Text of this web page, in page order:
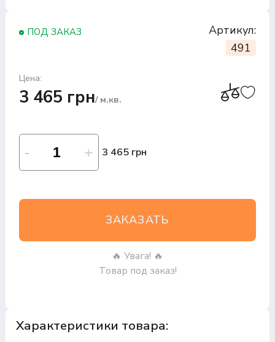
ПОД ЗАКАЗ
Артикул:
491
Цена:
3 465 грн/ м.кв.
3 465 грн
ЗАКАЗАТЬ
🔥 Увага! 🔥
Товар под заказ!
Характеристики товара: